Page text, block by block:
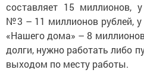
составляет 15 миллионов,
№3 – 11 миллионов рублей,
«Нашего дома» – 8
долги, нужно работать либо
выходом по месту работы.